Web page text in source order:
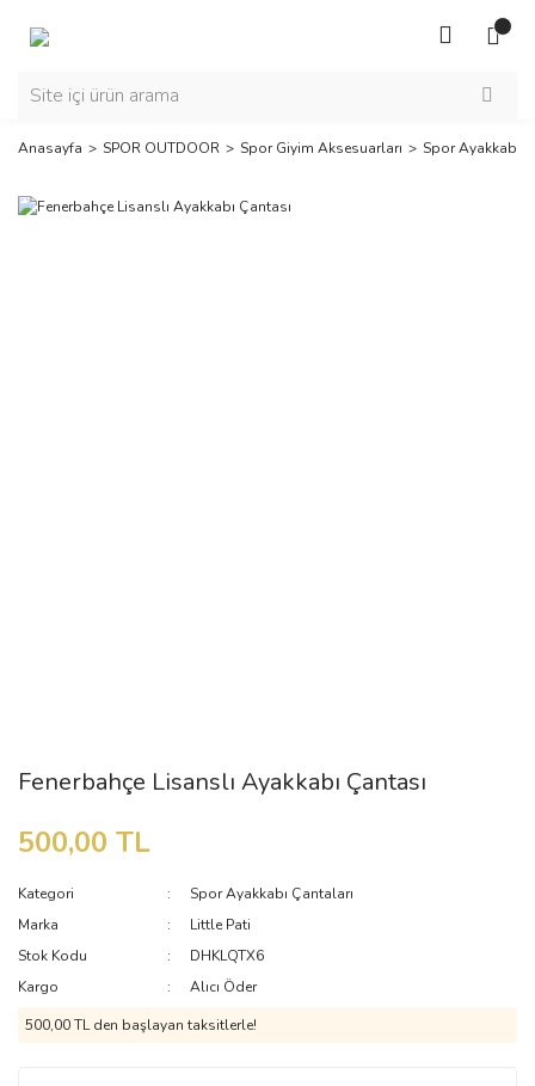
Anasayfa SPOR OUTDOOR Spor Giyim Aksesuarları Spor Ayakkabı
Fenerbahçe Lisanslı Ayakkabı Çantası
500,00 TL
Kategori
Spor Ayakkabı Çantaları
Marka
Little Pati
Stok Kodu
DHKLQTX6
Kargo
Alıcı Öder
500,00 TL den başlayan taksitlerle!